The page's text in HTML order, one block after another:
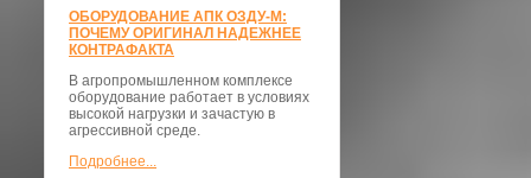
ОБОРУДОВАНИЕ АПК ОЗДУ-М:
ПОЧЕМУ ОРИГИНАЛ НАДЕЖНЕЕ
КОНТРАФАКТА
В агропромышленном комплексе
оборудование работает в условиях
высокой нагрузки и зачастую в
агрессивной среде.
Подробнее...